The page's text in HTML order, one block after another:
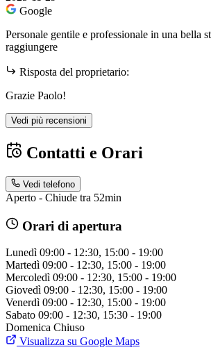
Google
Personale gentile e professionale in una bella
raggiungere
Risposta del proprietario:
Grazie Paolo!
Vedi più recensioni
Contatti e Orari
Vedi telefono
Aperto - Chiude tra 52min
Orari di apertura
Lunedì 09:00 - 12:30, 15:00 - 19:00
Martedì 09:00 - 12:30, 15:00 - 19:00
Mercoledì 09:00 - 12:30, 15:00 - 19:00
Giovedì 09:00 - 12:30, 15:00 - 19:00
Venerdì 09:00 - 12:30, 15:00 - 19:00
Sabato 09:00 - 12:30, 15:30 - 19:00
Domenica Chiuso
Visualizza su Google Maps